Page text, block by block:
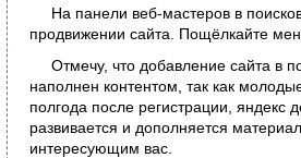
На панели веб-мастеров в
продвижении сайта. Пощёлкайте
Отмечу, что добавление сайта в
наполнен контентом, так как
полгода после регистрации,
развивается и дополняется
интересующим вас.